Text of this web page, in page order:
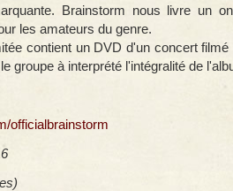
Brainstorm nous livre un
les amateurs du genre.
contient un DVD d'un concert
groupe à interprété l'intégralité de
officialbrainstorm